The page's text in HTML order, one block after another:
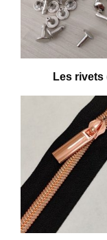
Les rivets